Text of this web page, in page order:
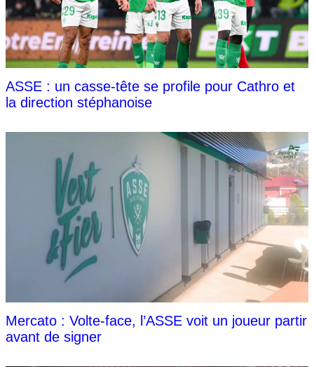
ASSE : un casse-tête se profile pour Cathro et
la direction stéphanoise
Mercato : Volte-face, l’ASSE voit un joueur partir
avant de signer